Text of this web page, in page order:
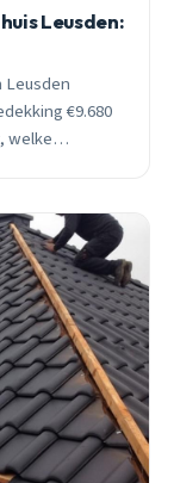
Leusden:
Leusden
€9.680
welke